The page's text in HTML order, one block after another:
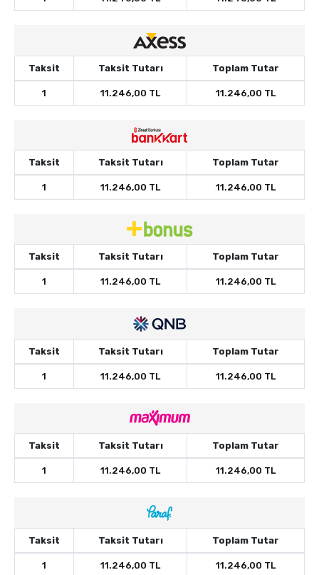
Taksit Taksit Tutarı Toplam Tutar
1 11.246,00 TL 11.246,00 TL
Taksit Taksit Tutarı Toplam Tutar
1 11.246,00 TL 11.246,00 TL
Taksit Taksit Tutarı Toplam Tutar
1 11.246,00 TL 11.246,00 TL
Taksit Taksit Tutarı Toplam Tutar
1 11.246,00 TL 11.246,00 TL
Taksit Taksit Tutarı Toplam Tutar
1 11.246,00 TL 11.246,00 TL
Taksit Taksit Tutarı Toplam Tutar
1 11.246,00 TL 11.246,00 TL